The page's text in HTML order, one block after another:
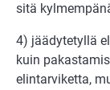
sitä
4) jäädytetyllä
kuin
elintarviketta,